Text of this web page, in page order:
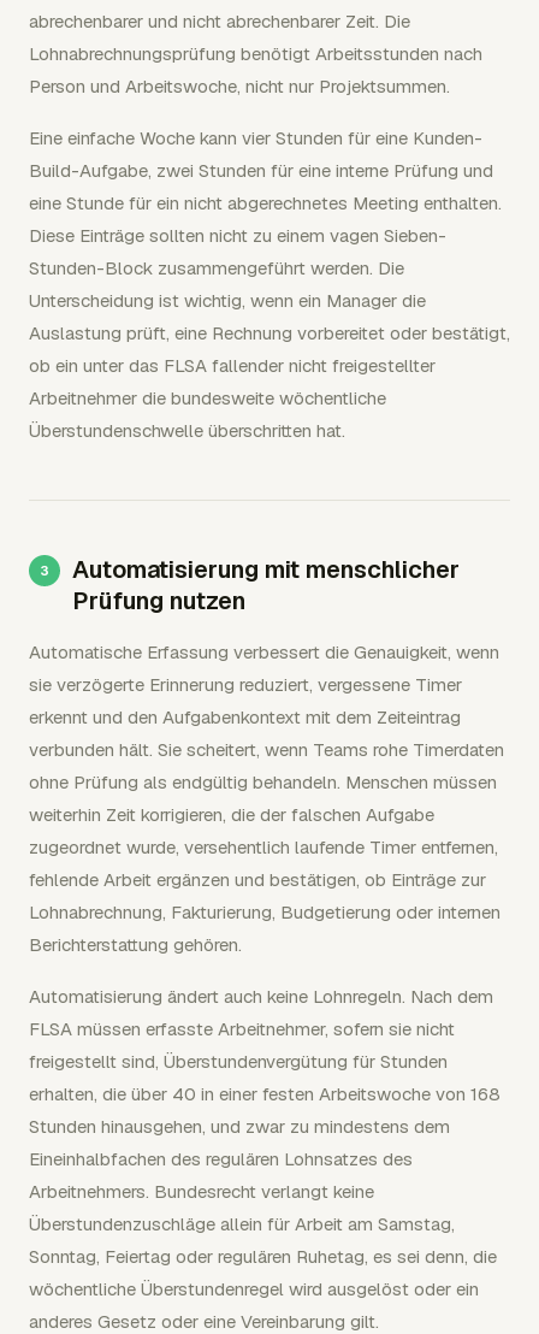
abrechenbarer und nicht abrechenbarer Zeit. Die
Lohnabrechnungsprüfung benötigt Arbeitsstunden nach
Person und Arbeitswoche, nicht nur Projektsummen.
Eine einfache Woche kann vier Stunden für eine Kunden-
Build-Aufgabe, zwei Stunden für eine interne Prüfung und
eine Stunde für ein nicht abgerechnetes Meeting enthalten.
Diese Einträge sollten nicht zu einem vagen Sieben-
Stunden-Block zusammengeführt werden. Die
Unterscheidung ist wichtig, wenn ein Manager die
Auslastung prüft, eine Rechnung vorbereitet oder bestätigt,
ob ein unter das FLSA fallender nicht freigestellter
Arbeitnehmer die bundesweite wöchentliche
Überstundenschwelle überschritten hat.
Automatisierung mit menschlicher
Prüfung nutzen
Automatische Erfassung verbessert die Genauigkeit, wenn
sie verzögerte Erinnerung reduziert, vergessene Timer
erkennt und den Aufgabenkontext mit dem Zeiteintrag
verbunden hält. Sie scheitert, wenn Teams rohe Timerdaten
ohne Prüfung als endgültig behandeln. Menschen müssen
weiterhin Zeit korrigieren, die der falschen Aufgabe
zugeordnet wurde, versehentlich laufende Timer entfernen,
fehlende Arbeit ergänzen und bestätigen, ob Einträge zur
Lohnabrechnung, Fakturierung, Budgetierung oder internen
Berichterstattung gehören.
Automatisierung ändert auch keine Lohnregeln. Nach dem
FLSA müssen erfasste Arbeitnehmer, sofern sie nicht
freigestellt sind, Überstundenvergütung für Stunden
erhalten, die über 40 in einer festen Arbeitswoche von 168
Stunden hinausgehen, und zwar zu mindestens dem
Eineinhalbfachen des regulären Lohnsatzes des
Arbeitnehmers. Bundesrecht verlangt keine
Überstundenzuschläge allein für Arbeit am Samstag,
Sonntag, Feiertag oder regulären Ruhetag, es sei denn, die
wöchentliche Überstundenregel wird ausgelöst oder ein
anderes Gesetz oder eine Vereinbarung gilt.